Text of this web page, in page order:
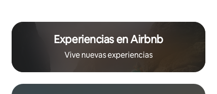
Experiencias en Airbnb
Vive nuevas experiencias